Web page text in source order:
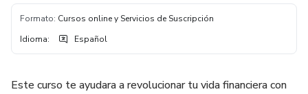
Formato: Cursos online y Servicios de Suscripción
Idioma: Español
Este curso te ayudara a revolucionar tu vida financiera con